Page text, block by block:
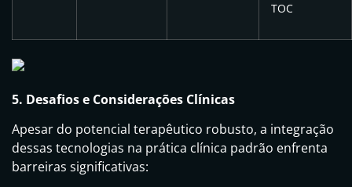
TOC
5. Desafios e Considerações Clínicas
Apesar do potencial terapêutico robusto, a integração
dessas tecnologias na prática clínica padrão enfrenta
barreiras significativas: